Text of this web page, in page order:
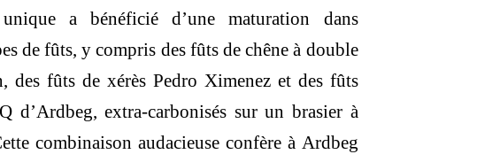
a bénéficié d’une maturation dans
de fûts, y compris des fûts de chêne à double
des fûts de xérès Pedro Ximenez et des fûts
d’Ardbeg, extra-carbonisés sur un brasier à
combinaison audacieuse confère à Ardbeg